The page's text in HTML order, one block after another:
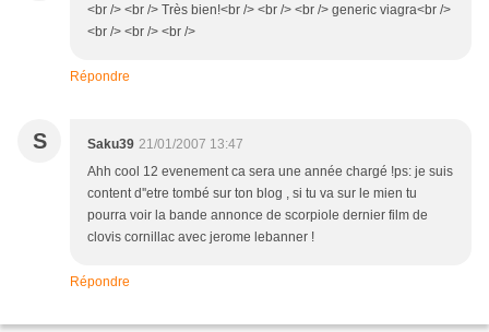
<br /> <br /> Très bien!<br /> <br /> <br /> generic viagra<br />
<br /> <br /> <br />
Répondre
S Saku39 21/01/2007 13:47
Ahh cool 12 evenement ca sera une année chargé !ps: je suis
content d''etre tombé sur ton blog , si tu va sur le mien tu
pourra voir la bande annonce de scorpiole dernier film de
clovis cornillac avec jerome lebanner !
Répondre